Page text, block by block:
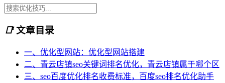
📑文章目录
一、优化型网站：优化型网站搭建
二、青云店镇seo关键词排名优化，青云店镇属于哪个区
三、seo百度优化排名收费标准，百度seo排名优化助手